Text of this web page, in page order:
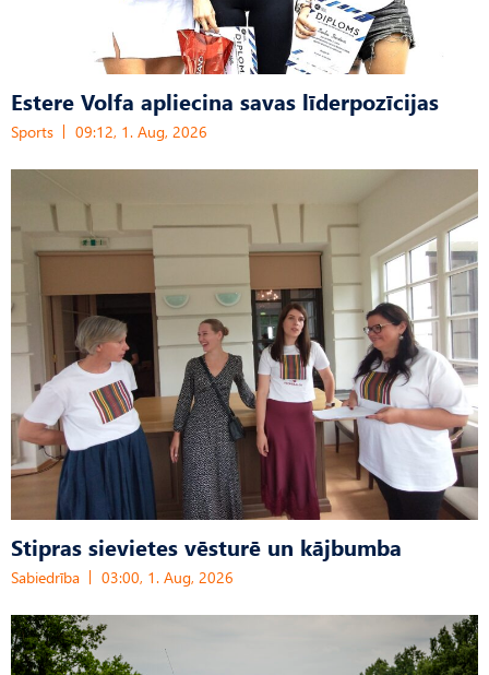
Estere Volfa apliecina savas līderpozīcijas
Sports 09:12, 1. Aug, 2026
Stipras sievietes vēsturē un kājbumba
Sabiedrība 03:00, 1. Aug, 2026